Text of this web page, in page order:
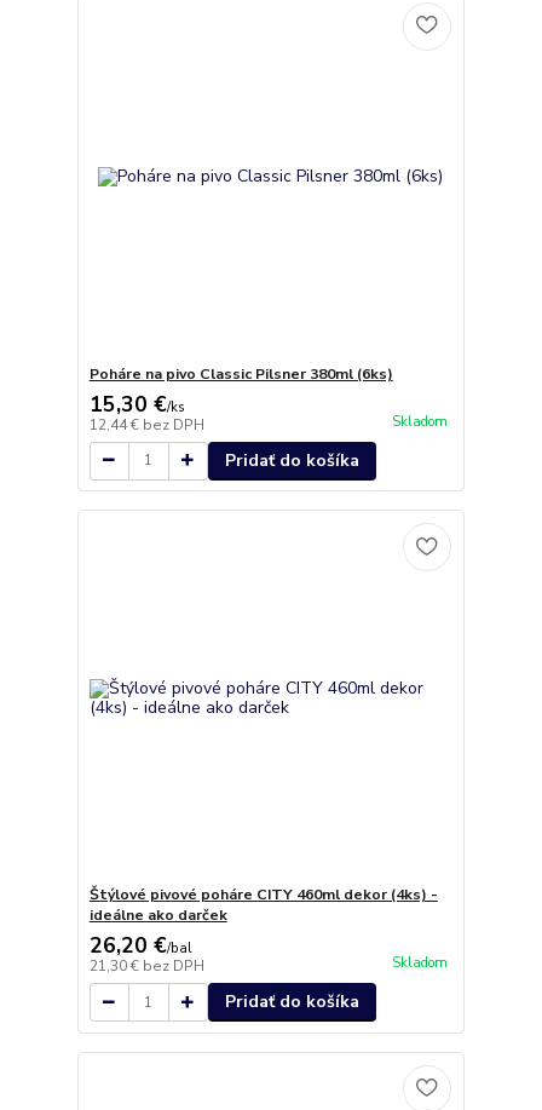
Poháre na pivo Classic Pilsner 380ml (6ks)
15,30 €/ks
12,44 € bez DPH Skladom
Pridať do košíka
Štýlové pivové poháre CITY 460ml dekor (4ks) -
ideálne ako darček
26,20 €/bal
21,30 € bez DPH Skladom
Pridať do košíka